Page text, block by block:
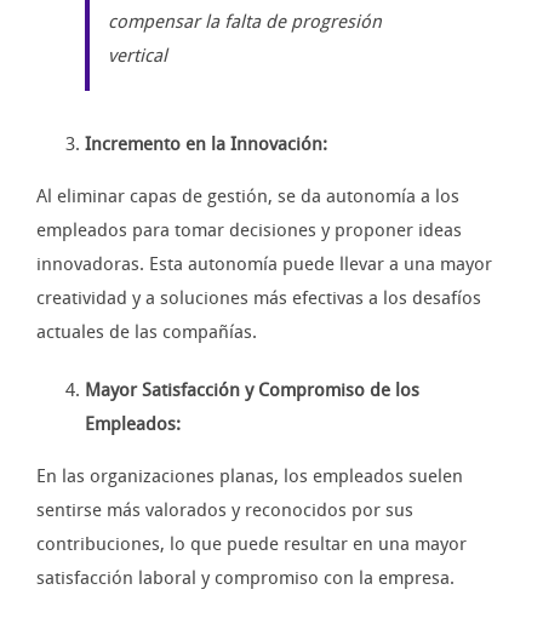
compensar la falta de progresión
vertical
Incremento en la Innovación:
Al eliminar capas de gestión, se da autonomía a los
empleados para tomar decisiones y proponer ideas
innovadoras. Esta autonomía puede llevar a una mayor
creatividad y a soluciones más efectivas a los desafíos
actuales de las compañías.
Mayor Satisfacción y Compromiso de los
Empleados:
En las organizaciones planas, los empleados suelen
sentirse más valorados y reconocidos por sus
contribuciones, lo que puede resultar en una mayor
satisfacción laboral y compromiso con la empresa.